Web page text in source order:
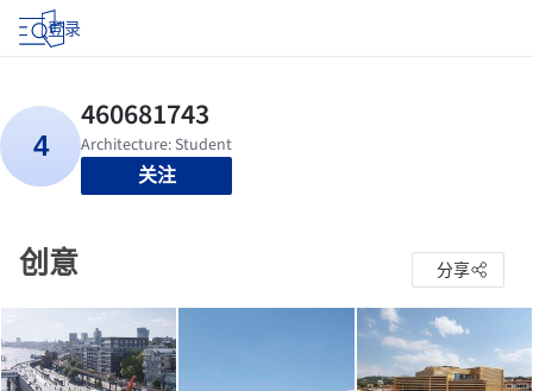
登录
关注
创意 分享